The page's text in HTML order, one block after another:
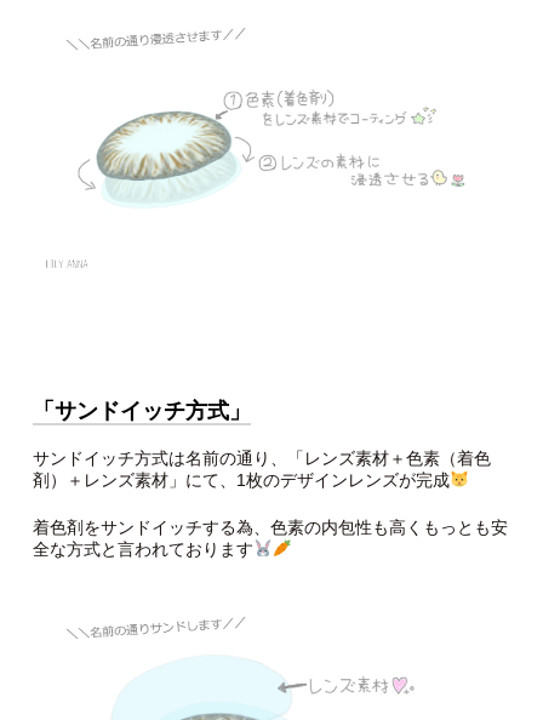
「 サンドイッチ方式」
サンドイッチ方式は名前の通り、「レンズ素材＋色素（着色
剤）＋レンズ素材」にて、1枚のデザインレンズが完成
着色剤をサンドイッチする為、色素の内包性も高くもっとも安
全な方式と言われております